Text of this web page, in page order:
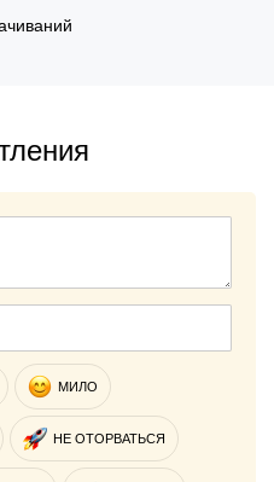
МИЛО
НЕ ОТОРВАТЬСЯ